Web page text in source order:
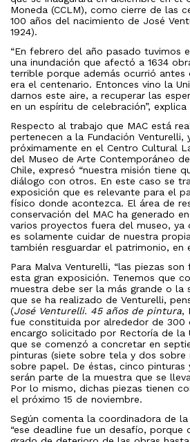
Moneda (CCLM), como cierre de las
100 años del nacimiento de José
1924).
“En febrero del año pasado tuvimos
una inundación que afectó a 1634
terrible porque además ocurrió antes
era el centenario. Entonces vino la
darnos este aire, a recuperar las
en un espíritu de celebración”, explica
Respecto al trabajo que MAC está
pertenecen a la Fundación Venturelli,
próximamente en el Centro Cultural
del Museo de Arte Contemporáneo
Chile, expresó “nuestra misión tiene
diálogo con otros. En este caso se
exposición que es relevante para el
físico donde acontezca. El área de
conservación del MAC ha generado
varios proyectos fuera del museo, ya
es solamente cuidar de nuestra
también resguardar el patrimonio, en
Para Malva Venturelli, “las piezas
esta gran exposición. Tenemos que
muestra debe ser la más grande o la
que se ha realizado de Venturelli,
(José Venturelli. 45 años de pintura,
fue constituida por alrededor de 300
encargo solicitado por Rectoría de la
que se comenzó a concretar en
pinturas (siete sobre tela y dos sobre
sobre papel. De éstas, cinco
serán parte de la muestra que se
Por lo mismo, dichas piezas tienen
el próximo 15 de noviembre.
Según comenta la coordinadora de la
“ese deadline fue un desafío, porque